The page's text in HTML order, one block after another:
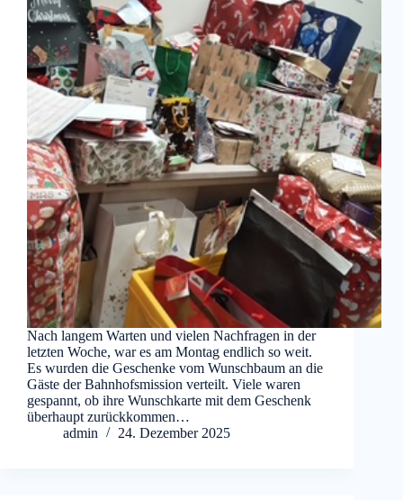
Nach langem Warten und vielen Nachfragen in der
letzten Woche, war es am Montag endlich so weit.
Es wurden die Geschenke vom Wunschbaum an die
Gäste der Bahnhofsmission verteilt. Viele waren
gespannt, ob ihre Wunschkarte mit dem Geschenk
überhaupt zurückkommen…
admin
24. Dezember 2025